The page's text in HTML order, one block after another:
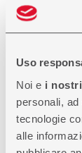
Uso
Noi e i
personali,
tecnologie
alle
Cognome
Nome
(richiesto)
Email
(richiesto)
Telefono